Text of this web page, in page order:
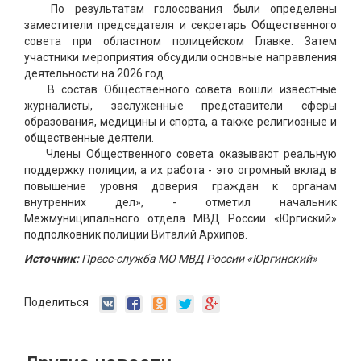
По результатам голосования были определены
заместители председателя и секретарь Общественного
совета при областном полицейском Главке. Затем
участники мероприятия обсудили основные направления
деятельности на 2026 год.
В состав Общественного совета вошли известные
журналисты, заслуженные представители сферы
образования, медицины и спорта, а также религиозные и
общественные деятели.
Члены Общественного совета оказывают реальную
поддержку полиции, а их работа - это огромный вклад в
повышение уровня доверия граждан к органам
внутренних дел», - отметил начальник
Межмуниципального отдела МВД России «Юргиский»
подполковник полиции Виталий Архипов.
Источник:Пресс-служба МО МВД России «Юргинский»
Поделиться